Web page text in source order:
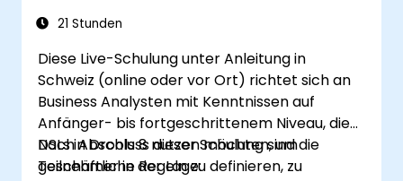
und Störungen zu beheben.
21 Stunden
Diese Live-Schulung unter Anleitung in
Schweiz (online oder vor Ort) richtet sich an
Business Analysten mit Kenntnissen auf
Anfänger- bis fortgeschrittenem Niveau, die
DSLs in Drools 8 nutzen möchten, um
geschäftliche Regeln zu definieren, zu
Nach Abschluss dieser Schulung sind die
Teilnehmer in der Lage: